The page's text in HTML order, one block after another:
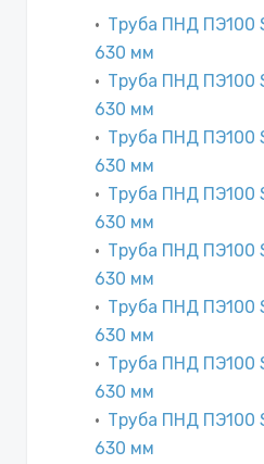
Труба ПНД ПЭ100
630 мм
Труба ПНД ПЭ100
630 мм
Труба ПНД ПЭ100
630 мм
Труба ПНД ПЭ100
630 мм
Труба ПНД ПЭ100
630 мм
Труба ПНД ПЭ100
630 мм
Труба ПНД ПЭ100
630 мм
Труба ПНД ПЭ100
630 мм